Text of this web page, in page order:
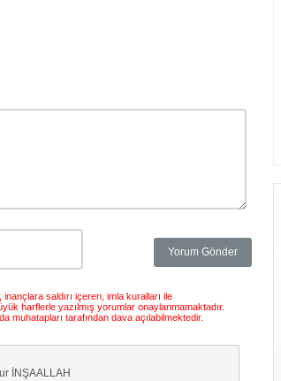
saldırı içeren, imla kuralları ile
harflerle yazılmış yorumlar onaylanmamaktadır.
muhatapları tarafından dava açılabilmektedir.
İNŞAALLAH